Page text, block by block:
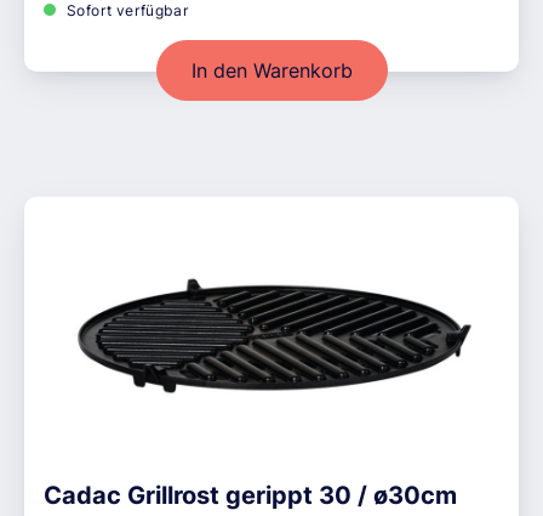
Sofort verfügbar
In den Warenkorb
Cadac Grillrost gerippt 30 / ø30cm